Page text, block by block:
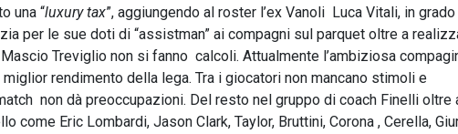
una “luxury tax”, aggiungendo al roster l’ex Vanoli Luca Vitali, in
per le sue doti di “assistman” ai compagni sul parquet oltre a
Treviglio non si fanno calcoli. Attualmente l’ambiziosa
rendimento della lega. Tra i giocatori non mancano stimoli e
non dà preoccupazioni. Del resto nel gruppo di coach Finelli oltre
come Eric Lombardi, Jason Clark, Taylor, Bruttini, Corona , Cerella,